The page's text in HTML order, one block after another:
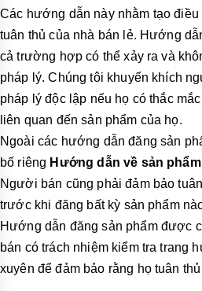
Các hướng dẫn này nhằm tạo
tuân thủ của nhà bán lẻ. Hướng
cả trường hợp có thể xảy ra và
pháp lý. Chúng tôi khuyến khích
pháp lý độc lập nếu họ có thắc
liên quan đến sản phẩm của họ.
Ngoài các hướng dẫn đăng sản
bố riêng Hướng dẫn về sản
Người bán cũng phải đảm bảo
trước khi đăng bất kỳ sản phẩm
Hướng dẫn đăng sản phẩm được
bán có trách nhiệm kiểm tra trang
xuyên để đảm bảo rằng họ tuân